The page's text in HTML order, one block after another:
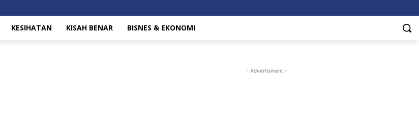
KESIHATAN KISAH BENAR BISNES & EKONOMI
- Advertisment -